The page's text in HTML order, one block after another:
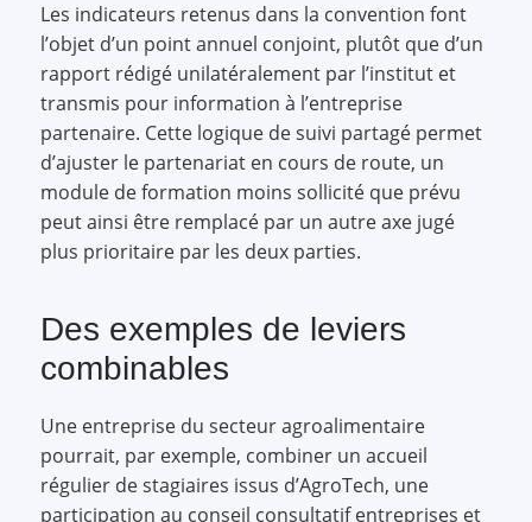
Les indicateurs retenus dans la convention font
l’objet d’un point annuel conjoint, plutôt que d’un
rapport rédigé unilatéralement par l’institut et
transmis pour information à l’entreprise
partenaire. Cette logique de suivi partagé permet
d’ajuster le partenariat en cours de route, un
module de formation moins sollicité que prévu
peut ainsi être remplacé par un autre axe jugé
plus prioritaire par les deux parties.
Des exemples de leviers
combinables
Une entreprise du secteur agroalimentaire
pourrait, par exemple, combiner un accueil
régulier de stagiaires issus d’AgroTech, une
participation au conseil consultatif entreprises et